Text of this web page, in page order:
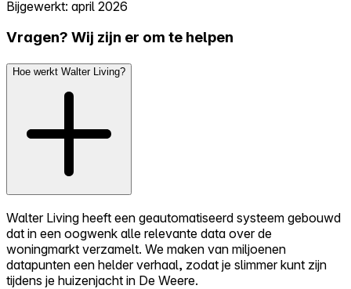
Bijgewerkt: april 2026
Vragen? Wij zijn er om te helpen
Hoe werkt Walter Living?
Walter Living heeft een geautomatiseerd systeem gebouwd
dat in een oogwenk alle relevante data over de
woningmarkt verzamelt. We maken van miljoenen
datapunten een helder verhaal, zodat je slimmer kunt zijn
tijdens je huizenjacht in De Weere.